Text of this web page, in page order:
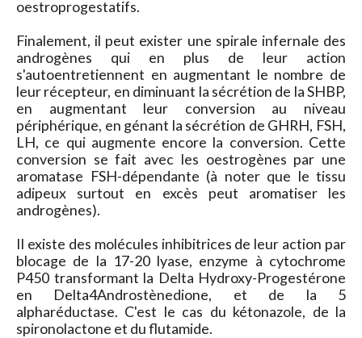
oestroprogestatifs.
Finalement, il peut exister une spirale infernale des
androgènes qui en plus de leur action
s'autoentretiennent en augmentant le nombre de
leur récepteur, en diminuant la sécrétion de la SHBP,
en augmentant leur conversion au niveau
périphérique, en génant la sécrétion de GHRH, FSH,
LH, ce qui augmente encore la conversion. Cette
conversion se fait avec les oestrogènes par une
aromatase FSH-dépendante (à noter que le tissu
adipeux surtout en excès peut aromatiser les
androgènes).
Il existe des molécules inhibitrices de leur action par
blocage de la 17-20 lyase, enzyme à cytochrome
P450 transformant la Delta Hydroxy-Progestérone
en Delta4Androstènedione, et de la 5
alpharéductase. C'est le cas du kétonazole, de la
spironolactone et du flutamide.